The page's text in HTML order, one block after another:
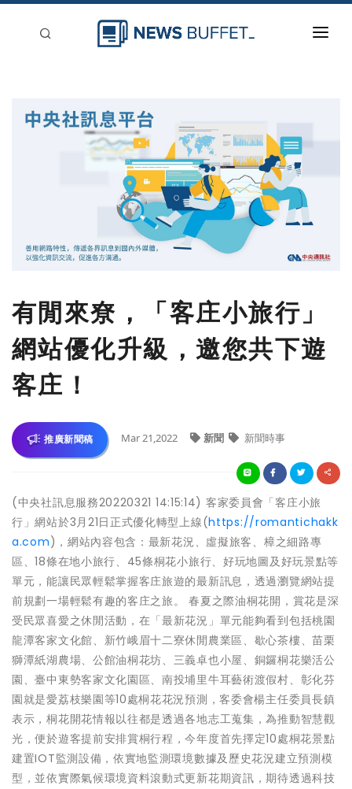
有閒來尞，「客庄小旅行」
網站優化升級，邀您共下遊
客庄！
推廣新聞稿 Mar 21,2022 新聞 新聞時事
(中央社訊息服務20220321 14:15:14) 客家委員會「客庄小旅
行」網站於3月21日正式優化轉型上線(https://romantichakk
a.com)，網站內容包含：最新花況、虛擬旅客、樟之細路專
區、18條在地小旅行、45條桐花小旅行、好玩地圖及好玩景點等
單元，能讓民眾輕鬆掌握客庄旅遊的最新訊息，透過瀏覽網站提
前規劃一場輕鬆有趣的客庄之旅。 春夏之際油桐花開，賞花是深
受民眾喜愛之休閒活動，在「最新花況」單元能夠看到包括桃園
龍潭客家文化館、新竹峨眉十二寮休閒農業區、歇心茶樓、苗栗
獅潭紙湖農場、公館油桐花坊、三義卓也小屋、銅鑼桐花樂活公
園、臺中東勢客家文化園區、南投埔里牛耳藝術渡假村、彰化芬
園就是愛荔枝樂園等10處桐花花況預測，客委會楊主任委員長鎮
表示，桐花開花情報以往都是透過各地志工蒐集，為推動智慧觀
光，便於遊客提前安排賞桐行程，今年度首先擇定10處桐花景點
建置IOT監測設備，依實地監測環境數據及歷史花況建立預測模
型，並依實際氣候環境資料滾動式更新花期資訊，期待透過科技